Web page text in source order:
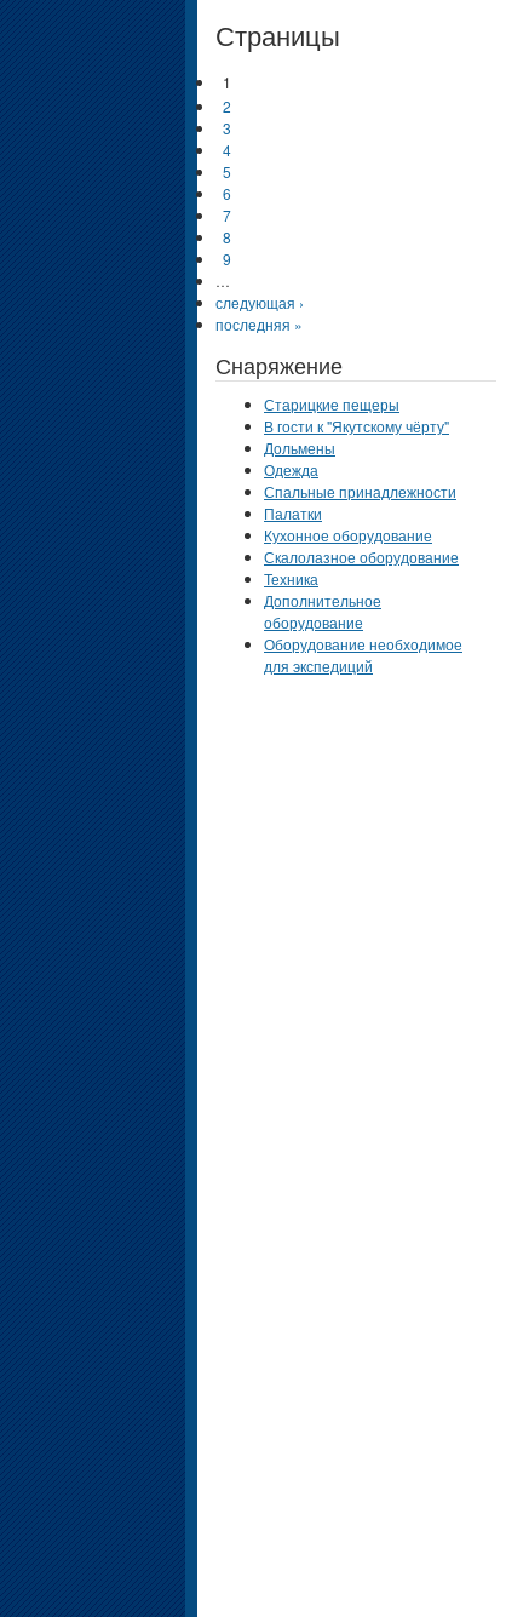
Страницы
1
2
3
4
5
6
7
8
9
…
следующая ›
последняя »
Снаряжение
Старицкие пещеры
В гости к "Якутскому чёрту"
Дольмены
Одежда
Спальные принадлежности
Палатки
Кухонное оборудование
Скалолазное оборудование
Техника
Дополнительное
оборудование
Оборудование необходимое
для экспедиций